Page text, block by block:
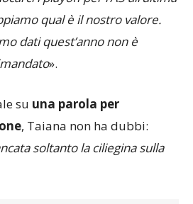
i playoff per l’A3 all’ultima
qual è il nostro valore.
dati quest’anno non è
su
una parola per
soltanto la ciliegina sulla